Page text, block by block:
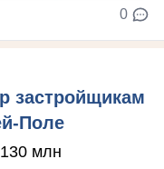
0
застройщикам
Поле
млн